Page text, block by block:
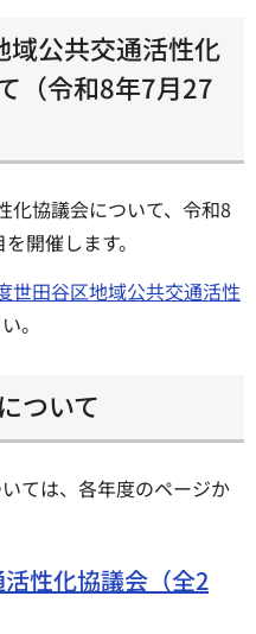
域公共交通活性化
（令和8年7月27
化協議会について、令和8
開催します。
世田谷区地域公共交通活性
。
ついて
ては、各年度のページか
性化協議会（全2